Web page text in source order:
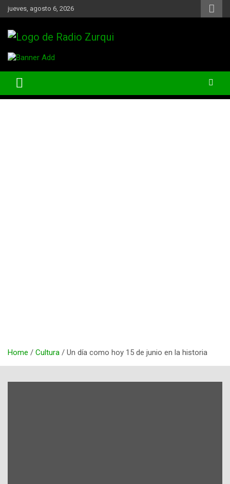
Skip
to
jueves, agosto 6, 2026
Radio Zurqui
Home Cultura Un día como hoy 15 de junio en la historia